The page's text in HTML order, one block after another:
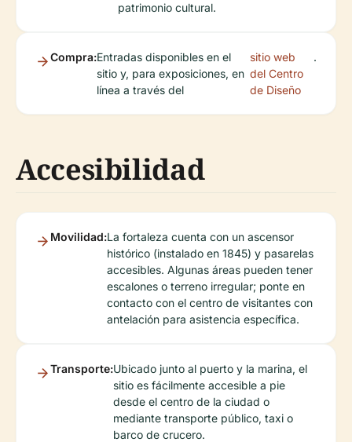
patrimonio cultural.
Compra:Entradas disponibles en el
sitio y, para exposiciones, en
línea a través del
sitio web
del Centro
de Diseño
.
Accesibilidad
Movilidad:La fortaleza cuenta con un ascensor
histórico (instalado en 1845) y pasarelas
accesibles. Algunas áreas pueden tener
escalones o terreno irregular; ponte en
contacto con el centro de visitantes con
antelación para asistencia específica.
Transporte:Ubicado junto al puerto y la marina, el
sitio es fácilmente accesible a pie
desde el centro de la ciudad o
mediante transporte público, taxi o
barco de crucero.